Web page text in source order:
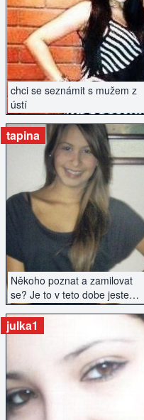
chci se seznámit s mužem z
ústí
ZOBRAZIT INZERÁT
Někoho poznat a zamilovat
se? Je to v teto dobe jeste
mozné? Romantika, láska..
vášeň?
tapina
ZOBRAZIT INZERÁT
julka1
ZOBRAZIT INZERÁT